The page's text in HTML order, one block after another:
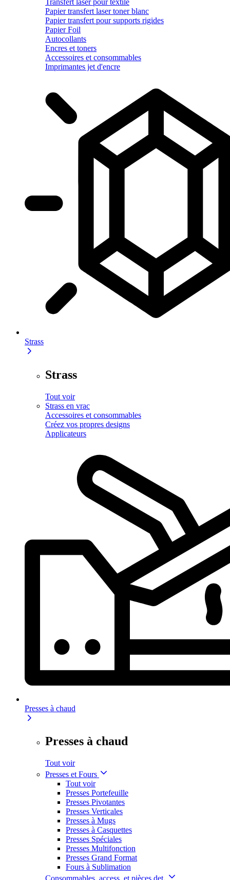
Papier transfert laser toner blanc
Papier transfert pour supports rigides
Papier Foil
Autocollants
Encres et toners
Accessoires et consommables
Imprimantes jet d'encre
Strass
Strass
Tout voir
Strass en vrac
Accessoires et consommables
Créez vos propres designs
Applicateurs
Presses à chaud
Presses à chaud
Tout voir
Presses et Fours
Tout voir
Presses Portefeuille
Presses Pivotantes
Presses Verticales
Presses à Mugs
Presses à Casquettes
Presses Spéciales
Presses Multifonction
Presses Grand Format
Fours à Sublimation